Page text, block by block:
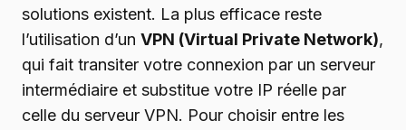
solutions existent. La plus efficace reste
l’utilisation d’un VPN (Virtual Private Network),
qui fait transiter votre connexion par un serveur
intermédiaire et substitue votre IP réelle par
celle du serveur VPN. Pour choisir entre les